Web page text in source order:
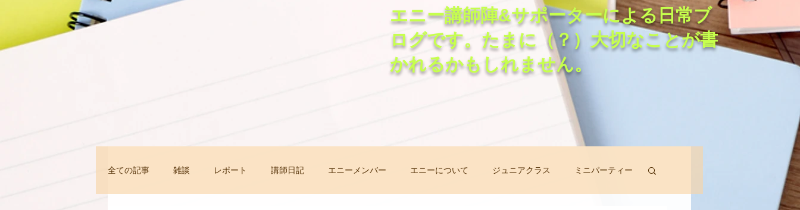
エニー講師陣&サポーターによる日常ブ
ログです。たまに（？）大切なことが書
かれるかもしれません。
全ての記事 雑談 レポート 講師日記 エニーメンバー エニーについて ジュニアクラス ミニパーティー